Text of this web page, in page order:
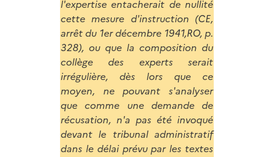
l'expertise entacherait de nullité
cette mesure d'instruction (CE,
arrêt du 1er décembre 1941,RO, p.
328), ou que la composition du
collège des experts serait
irrégulière, dès lors que ce
moyen, ne pouvant s'analyser
que comme une demande de
récusation, n'a pas été invoqué
devant le tribunal administratif
dans le délai prévu par les textes